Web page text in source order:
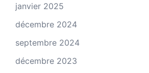
janvier 2025
décembre 2024
septembre 2024
décembre 2023